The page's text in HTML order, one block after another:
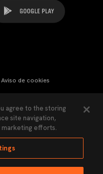
Aviso de cookies
de Privacidad
agree to the storing
site navigation,
marketing efforts.